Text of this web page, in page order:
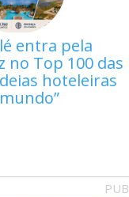
entra pela
no Top 100 das
hoteleiras
PUB